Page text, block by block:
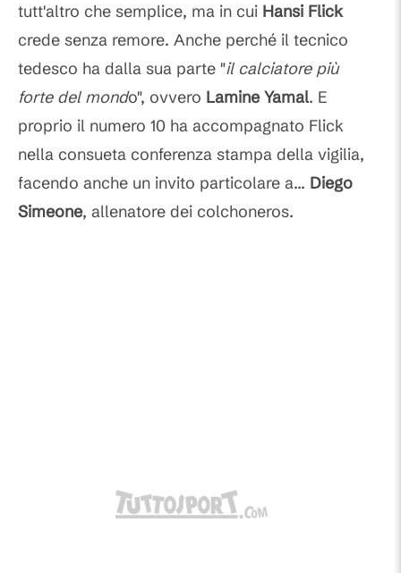
tutt'altro che semplice, ma in cui Hansi Flick
crede senza remore. Anche perché il tecnico
tedesco ha dalla sua parte "il calciatore più
forte del mondo", ovvero Lamine Yamal. E
proprio il numero 10 ha accompagnato Flick
nella consueta conferenza stampa della vigilia,
facendo anche un invito particolare a... Diego
Simeone, allenatore dei colchoneros.